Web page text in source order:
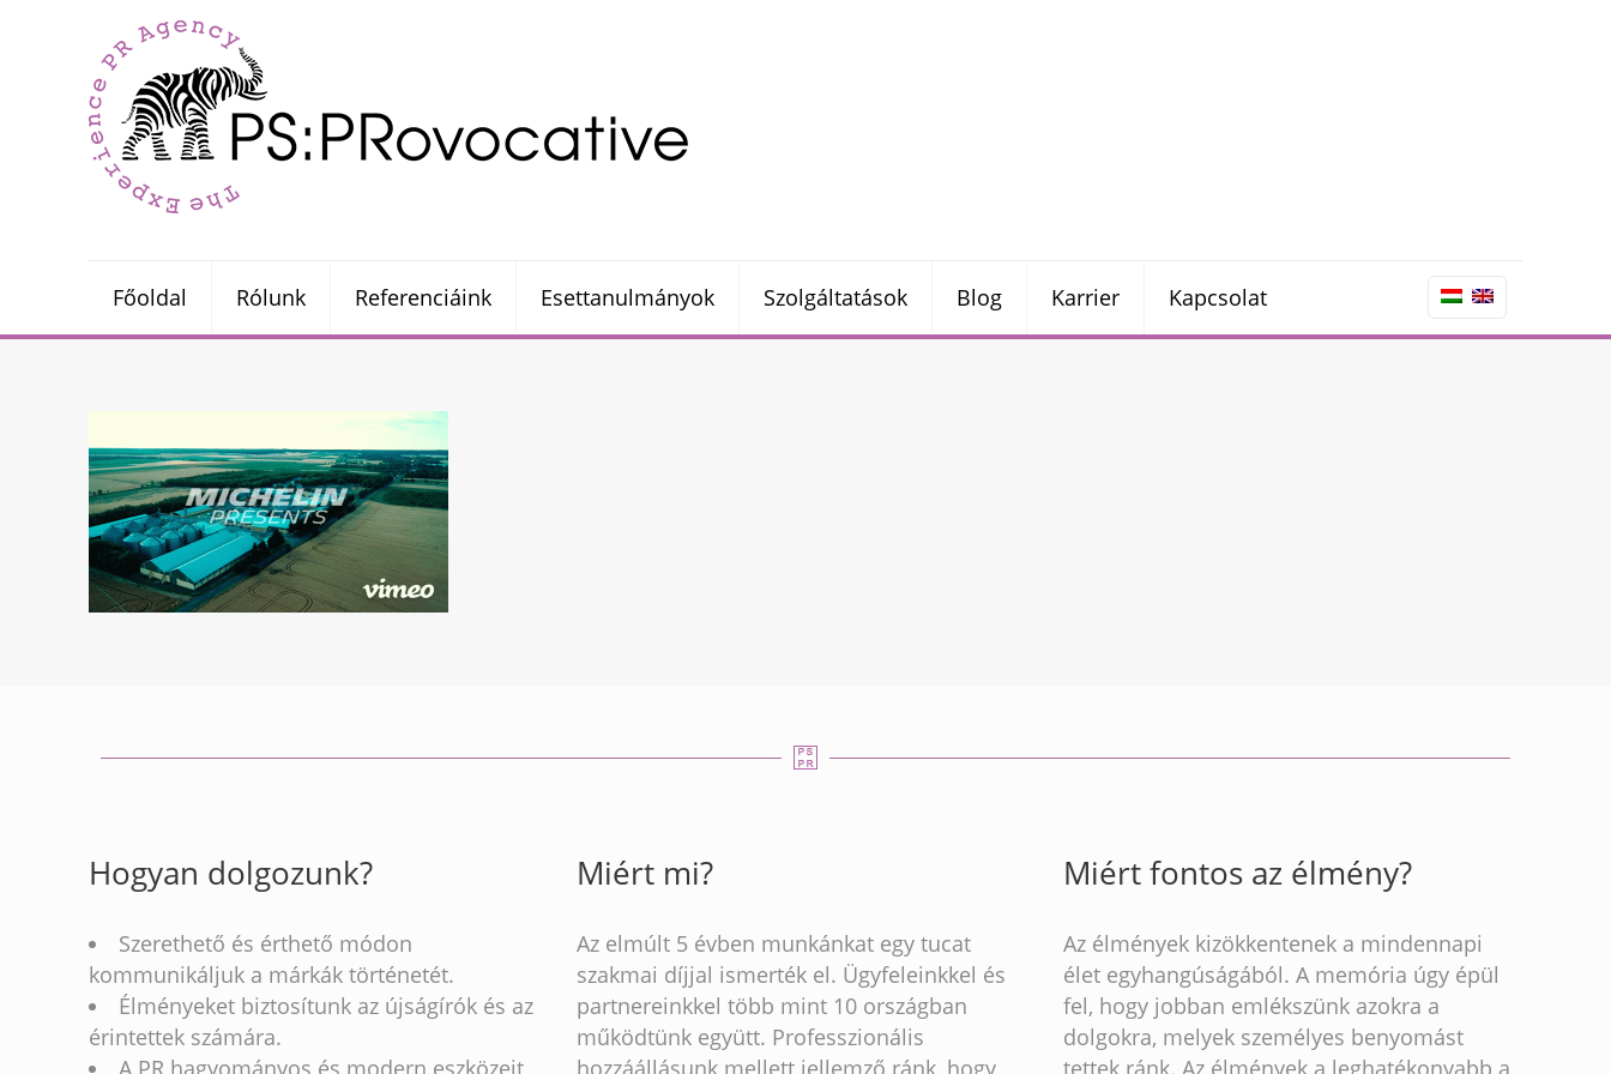
Főoldal Rólunk Referenciáink Esettanulmányok Szolgáltatások Blog Karrier Kapcsolat
Hogyan dolgozunk?
Szerethető és érthető módon
kommunikáljuk a márkák történetét.
Élményeket biztosítunk az újságírók és az
érintettek számára.
A PR hagyományos és modern eszközeit
Miért mi?
Az elmúlt 5 évben munkánkat egy tucat
szakmai díjjal ismerték el. Ügyfeleinkkel és
partnereinkkel több mint 10 országban
működtünk együtt. Professzionális
hozzáállásunk mellett jellemző ránk, hogy
Miért fontos az élmény?
Az élmények kizökkentenek a mindennapi
élet egyhangúságából. A memória úgy épül
fel, hogy jobban emlékszünk azokra a
dolgokra, melyek személyes benyomást
tettek ránk. Az élmények a leghatékonyabb a